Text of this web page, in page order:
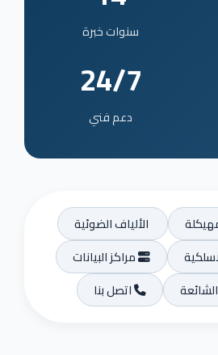
سنوات خبرة
24/7
دعم فني
الألياف الضوئية
مراكز البيانات
اتصل بنا